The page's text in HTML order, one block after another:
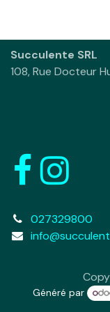
Succulente SRL
108, Rue Docteur
027329800
Généré par